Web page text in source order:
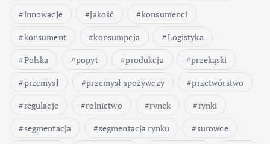
innowacje
jakość
konsumenci
konsument
konsumpcja
Logistyka
Polska
popyt produkcja
przekąski
przemysł
przemysł spożywczy
przetwórstwo
regulacje
rolnictwo rynek
rynki
segmentacja
segmentacja rynku
surowce